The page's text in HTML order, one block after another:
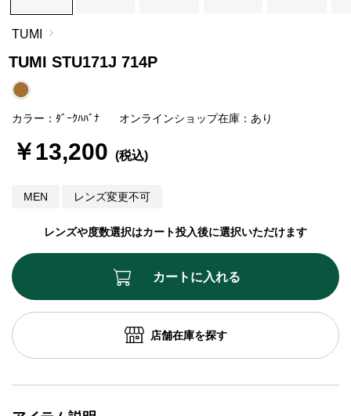
TUMI
TUMI STU171J 714P
MEN レンズ変更不可
カラー：ﾀﾞｰｸﾊﾊﾞﾅ オンラインショップ在庫：あり
レンズや度数選択はカート投入後に選択いただけます
￥13,200
カートに入れる
店舗在庫を探す